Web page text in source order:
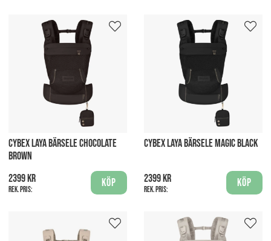
CYBEX LAYA BÄRSELE CHOCOLATE
BROWN
2399 kr
Rek. pris:
Köp
CYBEX LAYA BÄRSELE MAGIC BLACK
2399 kr
Rek. pris:
Köp